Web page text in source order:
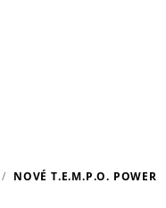
/ NOVÉ T.E.M.P.O. POWER